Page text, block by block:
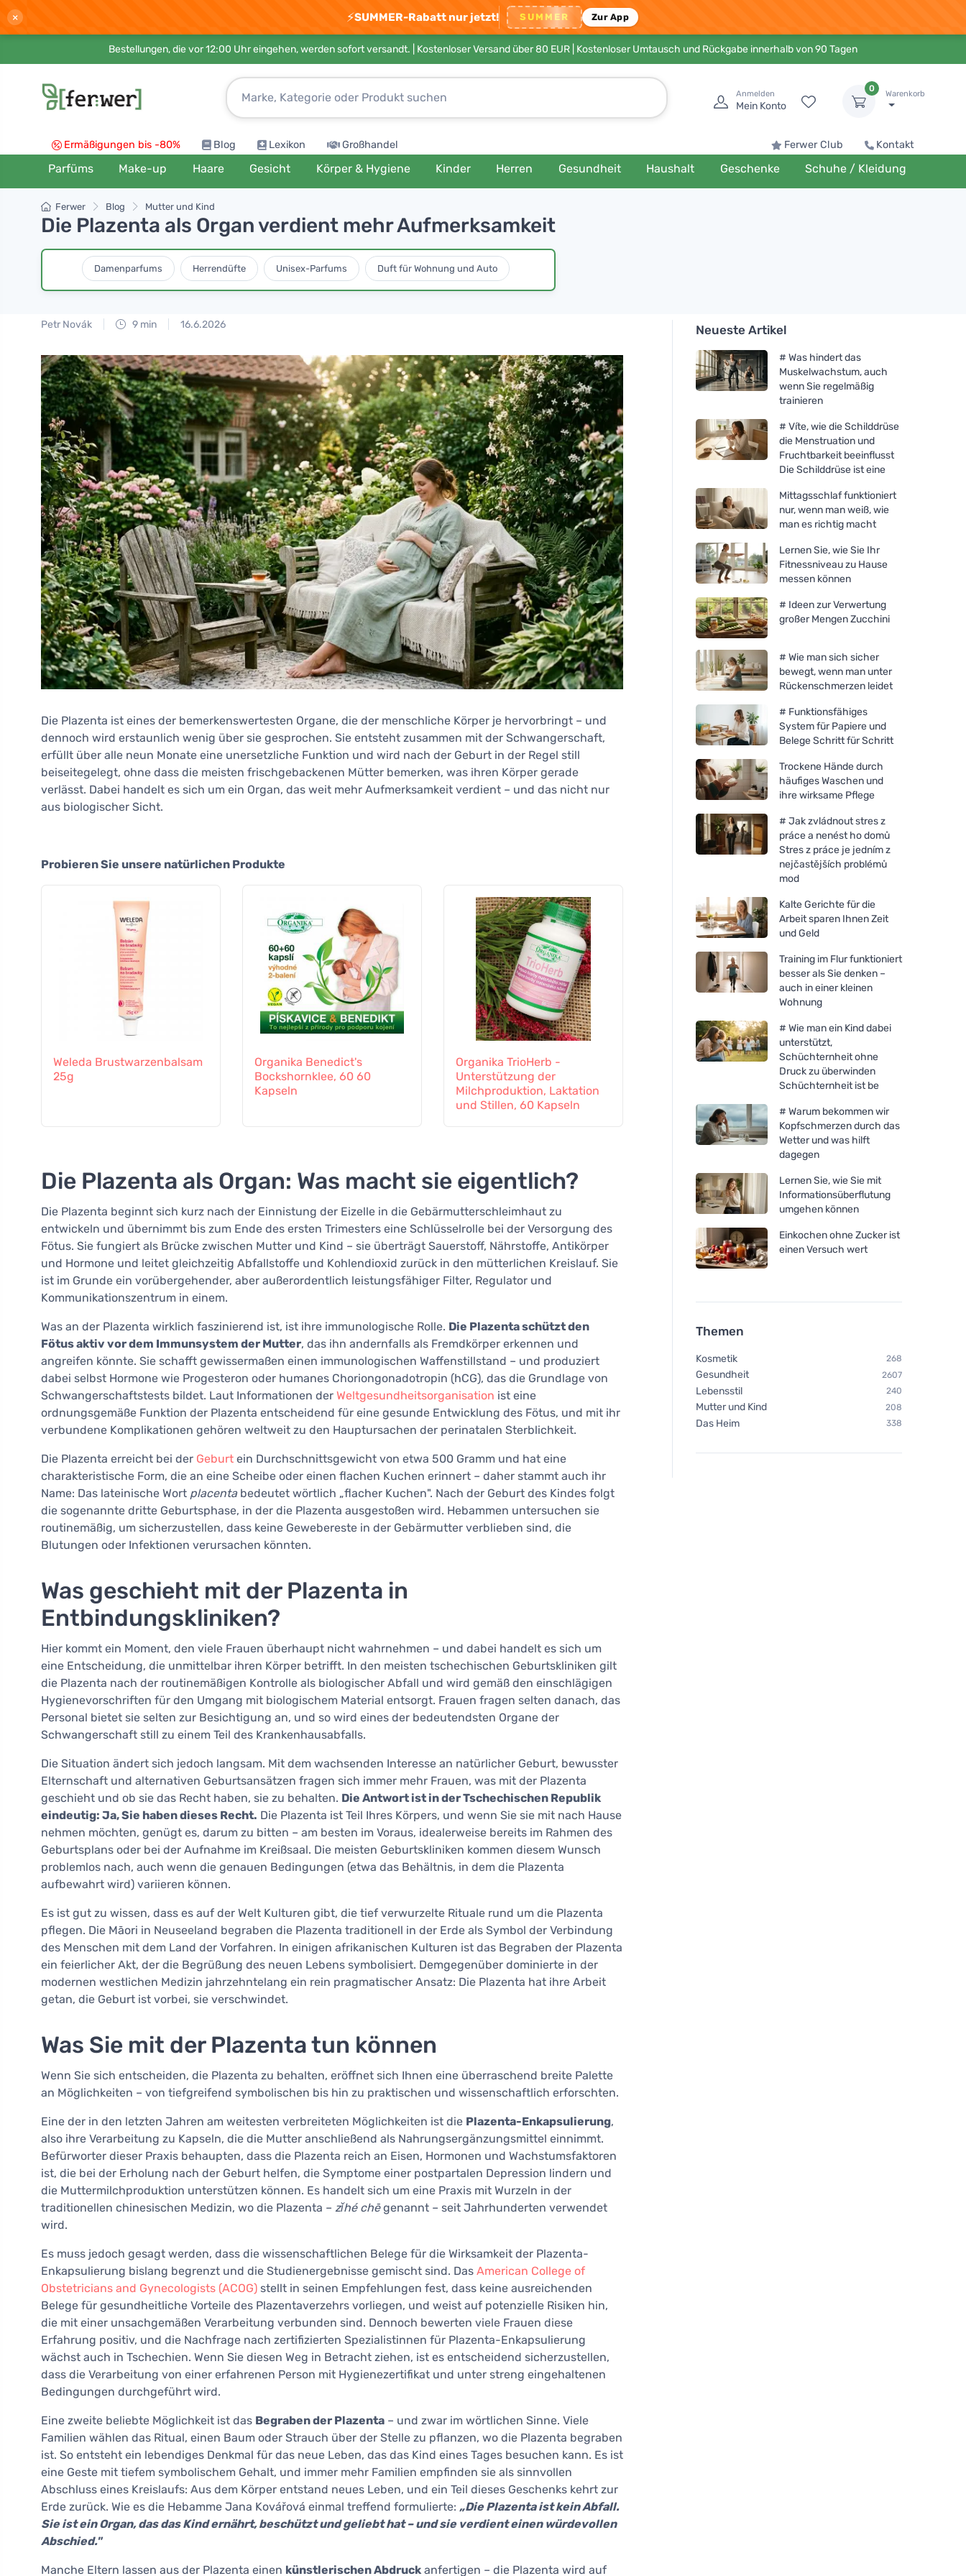
× ⚡SUMMER-Rabatt nur jetzt! SUMMER Zur App
Bestellungen, die vor 12:00 Uhr eingehen, werden sofort versandt. | Kostenloser Versand über 80 EUR | Kostenloser Umtausch und Rückgabe innerhalb von 90 Tagen
Anmelden
Mein Konto
0
Warenkorb
Ermäßigungen bis -80% Blog Lexikon Großhandel Ferwer Club Kontakt
Parfüms Make-up Haare Gesicht Körper & Hygiene Kinder Herren Gesundheit Haushalt Geschenke Schuhe / Kleidung
Ferwer Blog Mutter und Kind
Die Plazenta als Organ verdient mehr Aufmerksamkeit
Damenparfums Herrendüfte Unisex-Parfums Duft für Wohnung und Auto
Petr Novák 9 min 16.6.2026
Die Plazenta ist eines der bemerkenswertesten Organe, die der menschliche Körper je hervorbringt – und
dennoch wird erstaunlich wenig über sie gesprochen. Sie entsteht zusammen mit der Schwangerschaft,
erfüllt über alle neun Monate eine unersetzliche Funktion und wird nach der Geburt in der Regel still
beiseitegelegt, ohne dass die meisten frischgebackenen Mütter bemerken, was ihren Körper gerade
verlässt. Dabei handelt es sich um ein Organ, das weit mehr Aufmerksamkeit verdient – und das nicht nur
aus biologischer Sicht.
Probieren Sie unsere natürlichen Produkte
Weleda Brustwarzenbalsam
25g
Organika Benedict's
Bockshornklee, 60 60
Kapseln
Organika TrioHerb -
Unterstützung der
Milchproduktion, Laktation
und Stillen, 60 Kapseln
Organika Benediktin 500
Organika
mg, 60 Kapseln
Die Plazenta als Organ: Was macht sie eigentlich?
Die Plazenta beginnt sich kurz nach der Einnistung der Eizelle in die Gebärmutterschleimhaut zu
entwickeln und übernimmt bis zum Ende des ersten Trimesters eine Schlüsselrolle bei der Versorgung des
Fötus. Sie fungiert als Brücke zwischen Mutter und Kind – sie überträgt Sauerstoff, Nährstoffe, Antikörper
und Hormone und leitet gleichzeitig Abfallstoffe und Kohlendioxid zurück in den mütterlichen Kreislauf. Sie
ist im Grunde ein vorübergehender, aber außerordentlich leistungsfähiger Filter, Regulator und
Kommunikationszentrum in einem.
Was an der Plazenta wirklich faszinierend ist, ist ihre immunologische Rolle. Die Plazenta schützt den
Fötus aktiv vor dem Immunsystem der Mutter, das ihn andernfalls als Fremdkörper erkennen und
angreifen könnte. Sie schafft gewissermaßen einen immunologischen Waffenstillstand – und produziert
dabei selbst Hormone wie Progesteron oder humanes Choriongonadotropin (hCG), das die Grundlage von
Schwangerschaftstests bildet. Laut Informationen der Weltgesundheitsorganisation ist eine
ordnungsgemäße Funktion der Plazenta entscheidend für eine gesunde Entwicklung des Fötus, und mit ihr
verbundene Komplikationen gehören weltweit zu den Hauptursachen der perinatalen Sterblichkeit.
Die Plazenta erreicht bei der Geburt ein Durchschnittsgewicht von etwa 500 Gramm und hat eine
charakteristische Form, die an eine Scheibe oder einen flachen Kuchen erinnert – daher stammt auch ihr
Name: Das lateinische Wort placentabedeutet wörtlich „flacher Kuchen". Nach der Geburt des Kindes folgt
die sogenannte dritte Geburtsphase, in der die Plazenta ausgestoßen wird. Hebammen untersuchen sie
routinemäßig, um sicherzustellen, dass keine Gewebereste in der Gebärmutter verblieben sind, die
Blutungen oder Infektionen verursachen könnten.
Was geschieht mit der Plazenta in
Entbindungskliniken?
Hier kommt ein Moment, den viele Frauen überhaupt nicht wahrnehmen – und dabei handelt es sich um
eine Entscheidung, die unmittelbar ihren Körper betrifft. In den meisten tschechischen Geburtskliniken gilt
die Plazenta nach der routinemäßigen Kontrolle als biologischer Abfall und wird gemäß den einschlägigen
Hygienevorschriften für den Umgang mit biologischem Material entsorgt. Frauen fragen selten danach, das
Personal bietet sie selten zur Besichtigung an, und so wird eines der bedeutendsten Organe der
Schwangerschaft still zu einem Teil des Krankenhausabfalls.
Die Situation ändert sich jedoch langsam. Mit dem wachsenden Interesse an natürlicher Geburt, bewusster
Elternschaft und alternativen Geburtsansätzen fragen sich immer mehr Frauen, was mit der Plazenta
geschieht und ob sie das Recht haben, sie zu behalten. Die Antwort ist in der Tschechischen Republik
eindeutig: Ja, Sie haben dieses Recht. Die Plazenta ist Teil Ihres Körpers, und wenn Sie sie mit nach Hause
nehmen möchten, genügt es, darum zu bitten – am besten im Voraus, idealerweise bereits im Rahmen des
Geburtsplans oder bei der Aufnahme im Kreißsaal. Die meisten Geburtskliniken kommen diesem Wunsch
problemlos nach, auch wenn die genauen Bedingungen (etwa das Behältnis, in dem die Plazenta
aufbewahrt wird) variieren können.
Es ist gut zu wissen, dass es auf der Welt Kulturen gibt, die tief verwurzelte Rituale rund um die Plazenta
pflegen. Die Māori in Neuseeland begraben die Plazenta traditionell in der Erde als Symbol der Verbindung
des Menschen mit dem Land der Vorfahren. In einigen afrikanischen Kulturen ist das Begraben der Plazenta
ein feierlicher Akt, der die Begrüßung des neuen Lebens symbolisiert. Demgegenüber dominierte in der
modernen westlichen Medizin jahrzehntelang ein rein pragmatischer Ansatz: Die Plazenta hat ihre Arbeit
getan, die Geburt ist vorbei, sie verschwindet.
Was Sie mit der Plazenta tun können
Wenn Sie sich entscheiden, die Plazenta zu behalten, eröffnet sich Ihnen eine überraschend breite Palette
an Möglichkeiten – von tiefgreifend symbolischen bis hin zu praktischen und wissenschaftlich erforschten.
Eine der in den letzten Jahren am weitesten verbreiteten Möglichkeiten ist die Plazenta-Enkapsulierung,
also ihre Verarbeitung zu Kapseln, die die Mutter anschließend als Nahrungsergänzungsmittel einnimmt.
Befürworter dieser Praxis behaupten, dass die Plazenta reich an Eisen, Hormonen und Wachstumsfaktoren
ist, die bei der Erholung nach der Geburt helfen, die Symptome einer postpartalen Depression lindern und
die Muttermilchproduktion unterstützen können. Es handelt sich um eine Praxis mit Wurzeln in der
traditionellen chinesischen Medizin, wo die Plazenta – zǐhé chēgenannt – seit Jahrhunderten verwendet
wird.
Es muss jedoch gesagt werden, dass die wissenschaftlichen Belege für die Wirksamkeit der Plazenta-
Enkapsulierung bislang begrenzt und die Studienergebnisse gemischt sind. Das American College of
Obstetricians and Gynecologists (ACOG) stellt in seinen Empfehlungen fest, dass keine ausreichenden
Belege für gesundheitliche Vorteile des Plazentaverzehrs vorliegen, und weist auf potenzielle Risiken hin,
die mit einer unsachgemäßen Verarbeitung verbunden sind. Dennoch bewerten viele Frauen diese
Erfahrung positiv, und die Nachfrage nach zertifizierten Spezialistinnen für Plazenta-Enkapsulierung
wächst auch in Tschechien. Wenn Sie diesen Weg in Betracht ziehen, ist es entscheidend sicherzustellen,
dass die Verarbeitung von einer erfahrenen Person mit Hygienezertifikat und unter streng eingehaltenen
Bedingungen durchgeführt wird.
Eine zweite beliebte Möglichkeit ist das Begraben der Plazenta – und zwar im wörtlichen Sinne. Viele
Familien wählen das Ritual, einen Baum oder Strauch über der Stelle zu pflanzen, wo die Plazenta begraben
ist. So entsteht ein lebendiges Denkmal für das neue Leben, das das Kind eines Tages besuchen kann. Es ist
eine Geste mit tiefem symbolischem Gehalt, und immer mehr Familien empfinden sie als sinnvollen
Abschluss eines Kreislaufs: Aus dem Körper entstand neues Leben, und ein Teil dieses Geschenks kehrt zur
Erde zurück. Wie es die Hebamme Jana Kovářová einmal treffend formulierte: „Die Plazenta ist kein Abfall.
Sie ist ein Organ, das das Kind ernährt, beschützt und geliebt hat – und sie verdient einen würdevollen
Abschied."
Manche Eltern lassen aus der Plazenta einen künstlerischen Abdruck anfertigen – die Plazenta wird auf
Neueste Artikel
# Was hindert das
Muskelwachstum, auch
wenn Sie regelmäßig
trainieren
# Víte, wie die Schilddrüse
die Menstruation und
Fruchtbarkeit beeinflusst
Die Schilddrüse ist eine
Mittagsschlaf funktioniert
nur, wenn man weiß, wie
man es richtig macht
Lernen Sie, wie Sie Ihr
Fitnessniveau zu Hause
messen können
# Ideen zur Verwertung
großer Mengen Zucchini
# Wie man sich sicher
bewegt, wenn man unter
Rückenschmerzen leidet
# Funktionsfähiges
System für Papiere und
Belege Schritt für Schritt
Trockene Hände durch
häufiges Waschen und
ihre wirksame Pflege
# Jak zvládnout stres z
práce a nenést ho domů
Stres z práce je jedním z
nejčastějších problémů
mod
Kalte Gerichte für die
Arbeit sparen Ihnen Zeit
und Geld
Training im Flur funktioniert
besser als Sie denken –
auch in einer kleinen
Wohnung
# Wie man ein Kind dabei
unterstützt,
Schüchternheit ohne
Druck zu überwinden
Schüchternheit ist be
# Warum bekommen wir
Kopfschmerzen durch das
Wetter und was hilft
dagegen
Lernen Sie, wie Sie mit
Informationsüberflutung
umgehen können
Einkochen ohne Zucker ist
einen Versuch wert
Themen
Kosmetik 268
Gesundheit 2607
Lebensstil 240
Mutter und Kind 208
Das Heim 338